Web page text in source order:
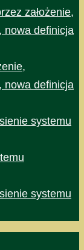
założenie,
nowa definicja
nowa definicja
systemu
systemu